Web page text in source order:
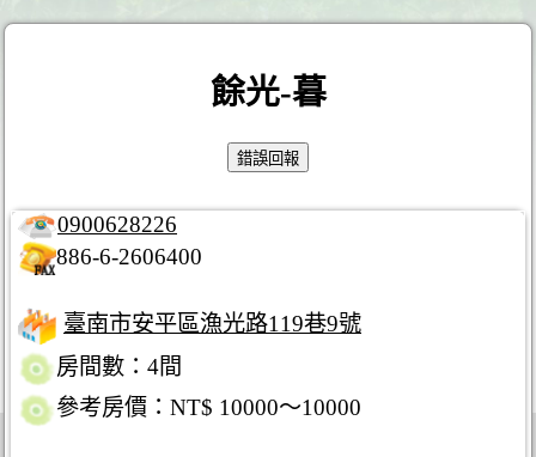
餘光-暮
0900628226
886-6-2606400
臺南市安平區漁光路119巷9號
房間數：4間
參考房價：NT$ 10000～10000